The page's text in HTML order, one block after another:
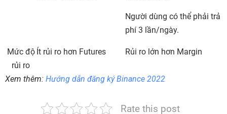
Người dùng có thể phải trả
phí 3 lần/ngày.
Mức độ
rủi ro
Ít rủi ro hơn Futures Rủi ro lớn hơn Margin
Xem thêm: Hướng dẫn đăng ký Binance 2022
Rate this post